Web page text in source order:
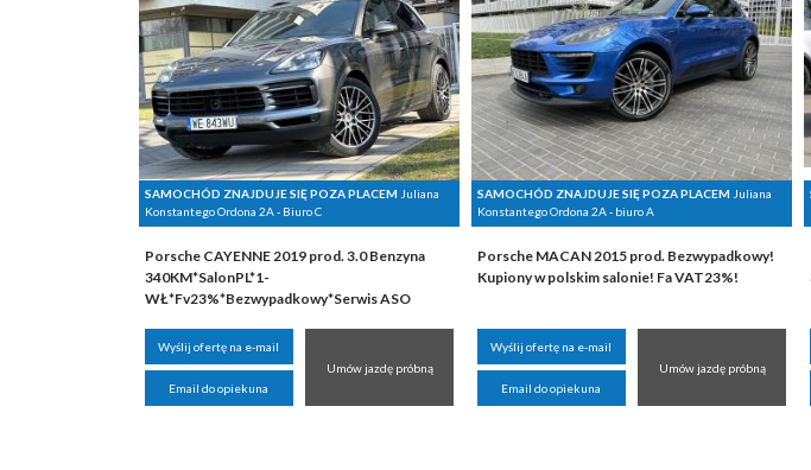
SAMOCHÓD ZNAJDUJE SIĘ POZA PLACEM Juliana
Konstantego Ordona 2A - Biuro C
Porsche CAYENNE 2019 prod. 3.0 Benzyna
340KM*SalonPL*1-
WŁ*Fv23%*Bezwypadkowy*Serwis ASO
Wyślij ofertę na e-mail
Email do opiekuna
Umów jazdę próbną
SAMOCHÓD ZNAJDUJE SIĘ POZA PLACEM Juliana
Konstantego Ordona 2A - biuro A
Porsche MACAN 2015 prod. Bezwypadkowy!
Kupiony w polskim salonie! Fa VAT23%!
Wyślij ofertę na e-mail
Email do opiekuna
Umów jazdę próbną